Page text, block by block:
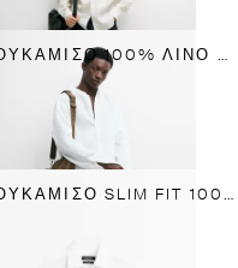
ΠΟΥΚΆΜΙΣΟ 100% ΛΙΝΌ REGULAR FIT ΜΕ ΓΙΑΚΆ ΜΆΟ
ΠΟΥΚΆΜΙΣΟ SLIM FIT 100% ΒΑΜΒΑΚΕΡΌ